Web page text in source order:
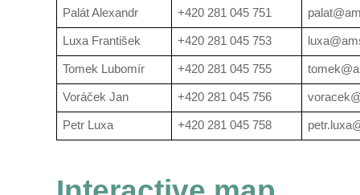
Palát Alexandr +420 281 045 751
Luxa František +420 281 045 753
Tomek Lubomír +420 281 045 755
Voráček Jan +420 281 045 756
Petr Luxa +420 281 045 758